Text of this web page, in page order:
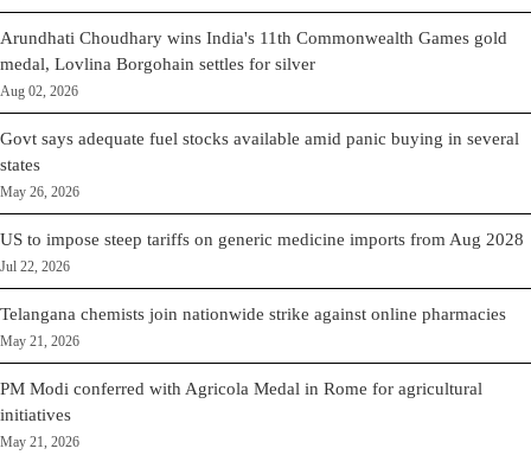
Arundhati Choudhary wins India's 11th Commonwealth Games gold
medal, Lovlina Borgohain settles for silver
Aug 02, 2026
Govt says adequate fuel stocks available amid panic buying in several
states
May 26, 2026
US to impose steep tariffs on generic medicine imports from Aug 2028
Jul 22, 2026
Telangana chemists join nationwide strike against online pharmacies
May 21, 2026
PM Modi conferred with Agricola Medal in Rome for agricultural
initiatives
May 21, 2026